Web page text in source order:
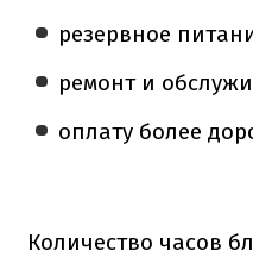
резервное
ремонт и
оплату более
Количество часов